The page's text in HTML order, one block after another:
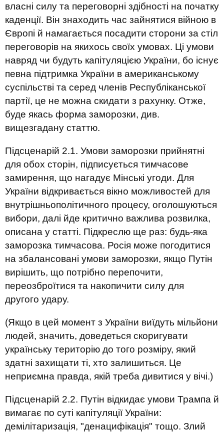
власні силу та переговорні здібності на початку
каденції. Він знаходить час зайнятися війною в
Європі й намагається посадити сторони за стіл
переговорів на якихось своїх умовах. Ці умови
навряд чи будуть капітуляцією України, бо існує
певна підтримка України в американському
суспільстві та серед членів Республіканської
партії, це не можна скидати з рахунку. Отже,
буде якась форма заморозки, див.
вищезгадану статтю.
Підсценарій 2.1. Умови заморозки прийнятні
для обох сторін, підписується тимчасове
замирення, що нагадує Мінські угоди. Для
України відкривається вікно можливостей для
внутрішньополітичного процесу, оголошуються
вибори, далі йде критично важлива розвилка,
описана у статті. Підкреслю ще раз: будь-яка
заморозка тимчасова. Росія може погодитися
на збалансовані умови заморозки, якщо Путін
вирішить, що потрібно перепочити,
переозброїтися та накопичити силу для
другого удару.
(Якщо в цей момент з України виїдуть мільйони
людей, значить, доведеться скоригувати
українську територію до того розміру, який
здатні захищати ті, хто залишиться. Це
неприємна правда, якій треба дивитися у вічі.)
Підсценарій 2.2. Путін відкидає умови Трампа й
вимагає по суті капітуляції України:
демілітаризація, "денацифікація" тощо. Злий